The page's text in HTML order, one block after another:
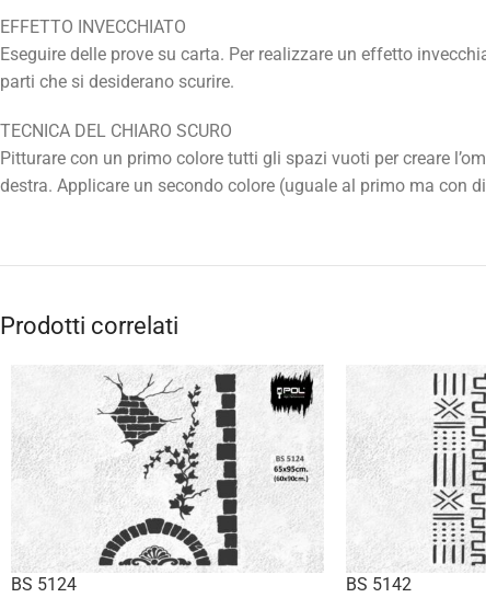
EFFETTO INVECCHIATO
Eseguire delle prove su carta. Per realizzare un effetto
parti che si desiderano scurire.
TECNICA DEL CHIARO SCURO
Pitturare con un primo colore tutti gli spazi vuoti per creare
destra. Applicare un secondo colore (uguale al primo ma con
Prodotti correlati
BS 5124 BS 5142